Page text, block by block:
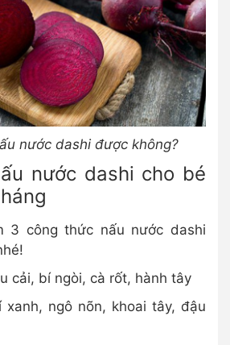
nước dashi được không?
nước dashi cho bé
3 công thức nấu nước dashi
cải, bí ngòi, cà rốt, hành tây
xanh, ngô nõn, khoai tây, đậu